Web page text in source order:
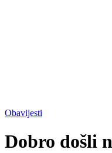
Obavijesti
Dobro došli